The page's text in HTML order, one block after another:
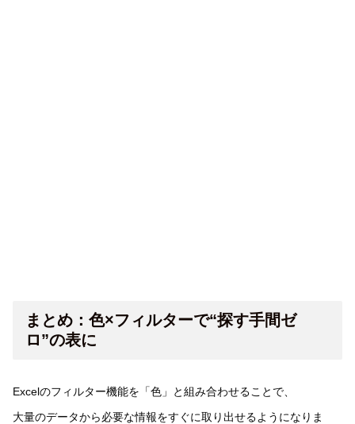
まとめ：色×フィルターで“探す手間ゼ
ロ”の表に
Excelのフィルター機能を「色」と組み合わせることで、
大量のデータから必要な情報をすぐに取り出せるようになりま